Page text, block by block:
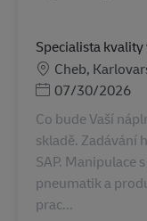
Specialista
Lokation
Cheb,
Posted Date
07/30/2026
Co bude Vaší
skladě. Zadávání
SAP. Manipulace
pneumatik a
prac...